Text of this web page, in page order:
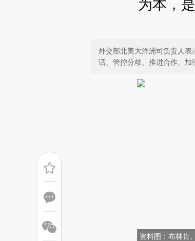
为本，
外交部北美大洋洲司负责人
话、管控分歧、推进合作、加
资料图：布林肯